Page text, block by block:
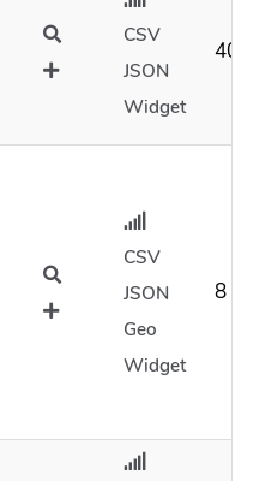
CSV
JSON
Widget
40
CSV
JSON
Geo
Widget
8